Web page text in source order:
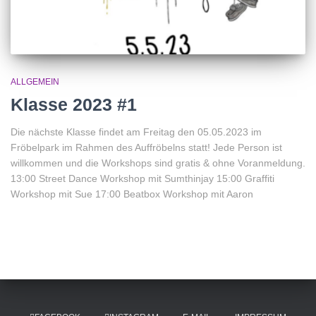
ALLGEMEIN
Klasse 2023 #1
Die nächste Klasse findet am Freitag den 05.05.2023 im
Fröbelpark im Rahmen des Auffröbelns statt! Jede Person ist
willkommen und die Workshops sind gratis & ohne Voranmeldung.
13:00 Street Dance Workshop mit Sumthinjay 15:00 Graffiti
Workshop mit Sue 17:00 Beatbox Workshop mit Aaron